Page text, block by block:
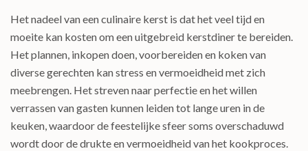
Het nadeel van een culinaire kerst is dat het veel tijd en
moeite kan kosten om een uitgebreid kerstdiner te bereiden.
Het plannen, inkopen doen, voorbereiden en koken van
diverse gerechten kan stress en vermoeidheid met zich
meebrengen. Het streven naar perfectie en het willen
verrassen van gasten kunnen leiden tot lange uren in de
keuken, waardoor de feestelijke sfeer soms overschaduwd
wordt door de drukte en vermoeidheid van het kookproces.